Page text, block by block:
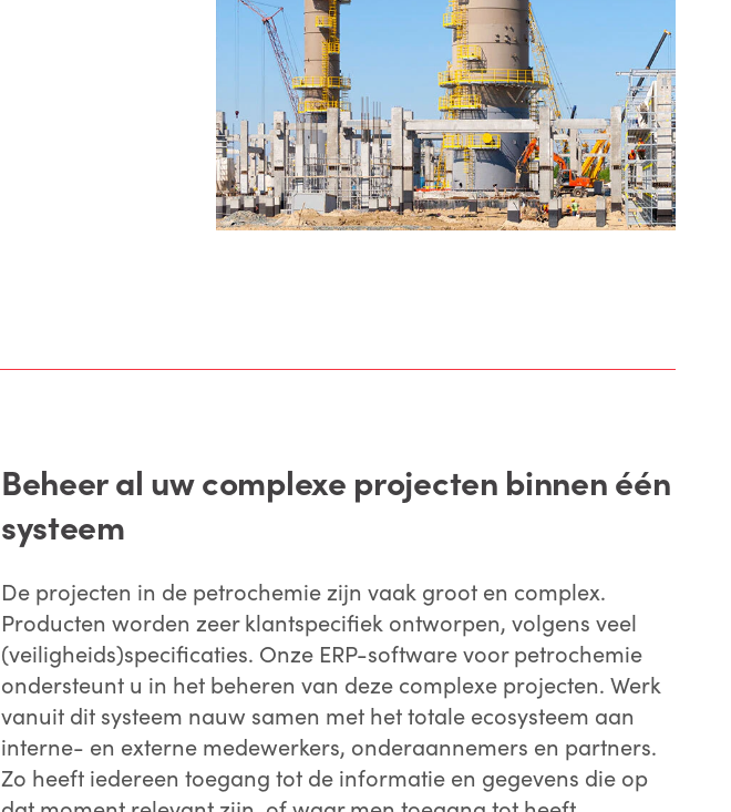
Beheer al uw complexe projecten binnen één
systeem
De projecten in de petrochemie zijn vaak groot en complex.
Producten worden zeer klantspecifiek ontworpen, volgens veel
(veiligheids)specificaties. Onze ERP-software voor petrochemie
ondersteunt u in het beheren van deze complexe projecten. Werk
vanuit dit systeem nauw samen met het totale ecosysteem aan
interne- en externe medewerkers, onderaannemers en partners.
Zo heeft iedereen toegang tot de informatie en gegevens die op